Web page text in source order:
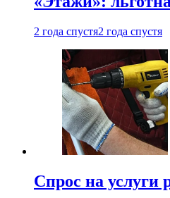
2 года спустя2 года спустя
Спрос на услуги